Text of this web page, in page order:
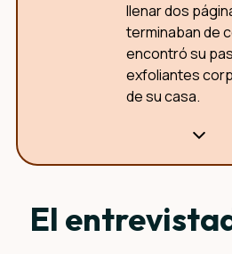
llenar dos
terminaban de
encontró su
exfoliantes
de su casa.
¿Por qué esta
El